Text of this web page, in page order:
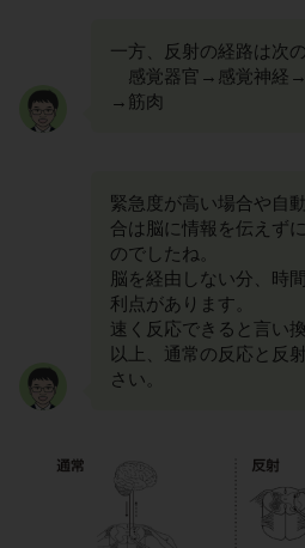
一方、反射の経路は次
感覚器官→感覚神経→
→筋肉
緊急度が高い場合や自
合は脳に情報を伝えずに
のでしたね。
脳を経由しない分、時
利点があります。
速く反応できると言い
以上、通常の反応と反
さい。